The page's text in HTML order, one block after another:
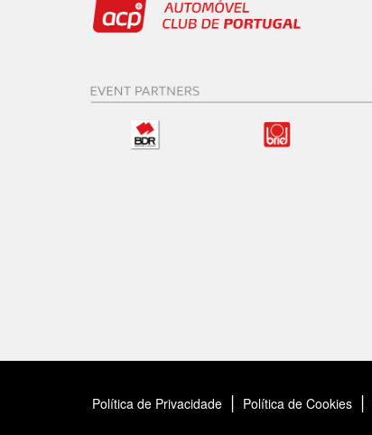
Política de Privacidade | Política de Cookies |